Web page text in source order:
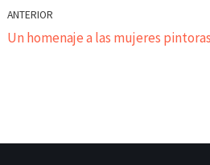
ANTERIOR
Un homenaje a las mujeres